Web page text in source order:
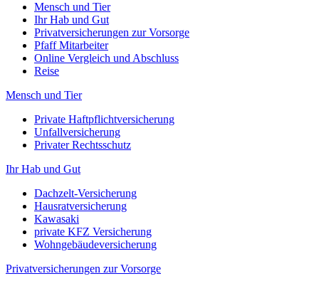
Mensch und Tier
Ihr Hab und Gut
Privatversicherungen zur Vorsorge
Pfaff Mitarbeiter
Online Vergleich und Abschluss
Reise
Mensch und Tier
Private Haftpflichtversicherung
Unfallversicherung
Privater Rechtsschutz
Ihr Hab und Gut
Dachzelt-Versicherung
Hausratversicherung
Kawasaki
private KFZ Versicherung
Wohngebäudeversicherung
Privatversicherungen zur Vorsorge